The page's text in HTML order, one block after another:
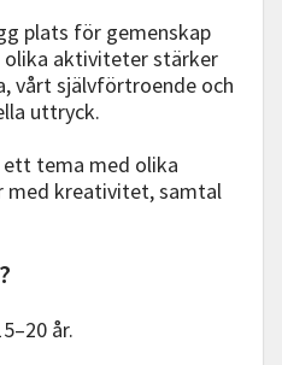
plats för gemenskap
olika aktiviteter stärker
vårt självförtroende och
uttryck.
tema med olika
med kreativitet, samtal
år.